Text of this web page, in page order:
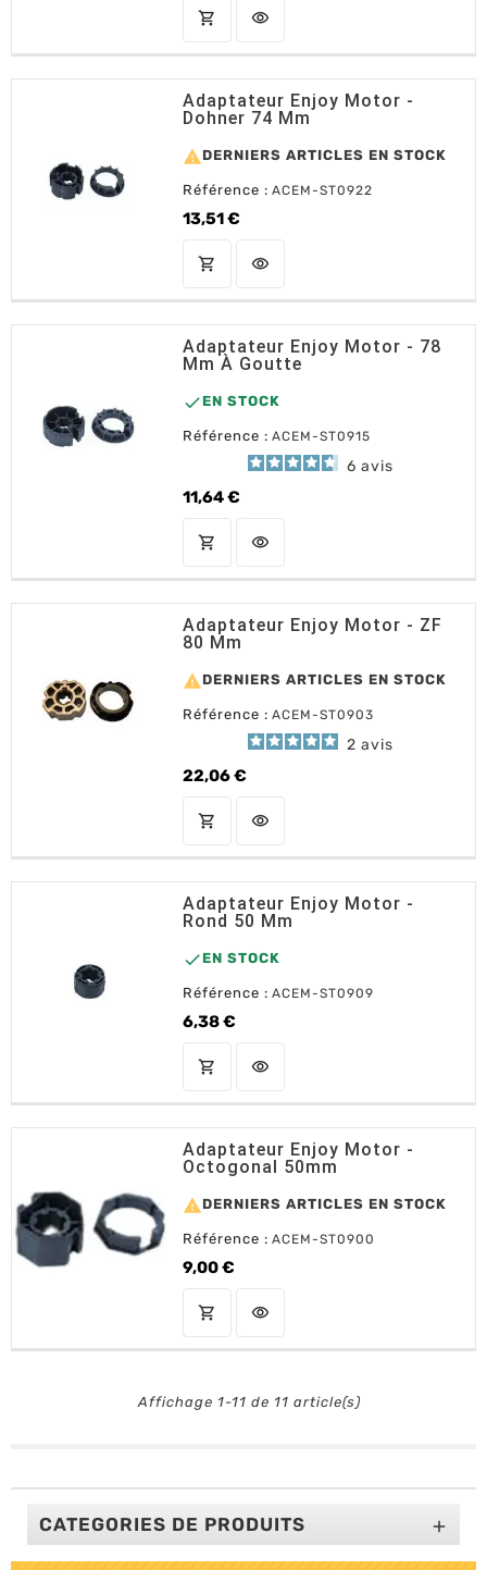
shopping_cart AJOUTER AU PANIER
visibility
Adaptateur Enjoy Motor -
Dohner 74 Mm
 DERNIERS ARTICLES EN STOCK
Référence : ACEM-ST0922
13,51 €
Prix
shopping_cart AJOUTER AU PANIER
visibility
Adaptateur Enjoy Motor - 78
Mm À Goutte
 EN STOCK
Référence : ACEM-ST0915
6 avis
11,64 €
Prix
shopping_cart AJOUTER AU PANIER
visibility
Adaptateur Enjoy Motor - ZF
80 Mm
 DERNIERS ARTICLES EN STOCK
Référence : ACEM-ST0903
2 avis
22,06 €
Prix
shopping_cart AJOUTER AU PANIER
visibility
Adaptateur Enjoy Motor -
Rond 50 Mm
 EN STOCK
Référence : ACEM-ST0909
6,38 €
Prix
shopping_cart AJOUTER AU PANIER
visibility
Adaptateur Enjoy Motor -
Octogonal 50mm
 DERNIERS ARTICLES EN STOCK
Référence : ACEM-ST0900
9,00 €
Prix
shopping_cart AJOUTER AU PANIER
visibility
Affichage 1-11 de 11 article(s)
CATEGORIES DE PRODUITS 